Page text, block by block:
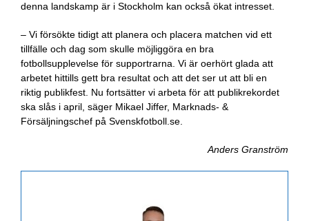
denna landskamp är i Stockholm kan också ökat intresset.
– Vi försökte tidigt att planera och placera matchen vid ett
tillfälle och dag som skulle möjliggöra en bra
fotbollsupplevelse för supportrarna. Vi är oerhört glada att
arbetet hittills gett bra resultat och att det ser ut att bli en
riktig publikfest. Nu fortsätter vi arbeta för att publikrekordet
ska slås i april, säger Mikael Jiffer, Marknads- &
Försäljningschef på Svenskfotboll.se.
Anders Granström